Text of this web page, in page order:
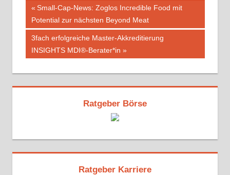
Beitragsnavigation
Vorheriger
Beitrag:
Small-Cap-News: Zoglos Incredible Food mit
Potential zur nächsten Beyond Meat
Nächster
Beitrag:
3fach erfolgreiche Master-Akkreditierung
INSIGHTS MDI®-Berater*in
Ratgeber Börse
Ratgeber Karriere